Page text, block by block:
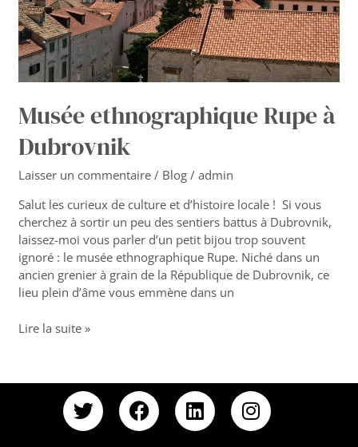
Musée ethnographique Rupe à
Dubrovnik
Laisser un commentaire / Blog /admin
Salut les curieux de culture et d’histoire locale ! Si vous
cherchez à sortir un peu des sentiers battus à Dubrovnik,
laissez-moi vous parler d’un petit bijou trop souvent
ignoré : le musée ethnographique Rupe. Niché dans un
ancien grenier à grain de la République de Dubrovnik, ce
lieu plein d’âme vous emmène dans un
Lire la suite »
T
w
i
F
a
c
L
i
n
I
n
s